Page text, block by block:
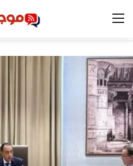
الرئيسية
مصر
الخليج
العالم